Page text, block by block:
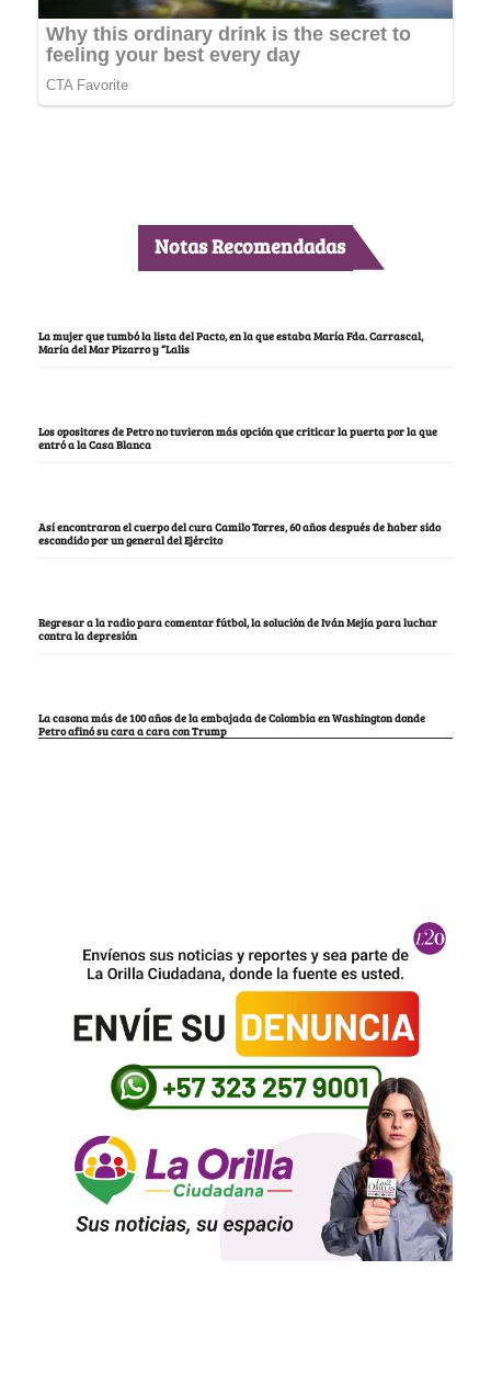
Notas Recomendadas
La mujer que tumbó la lista del Pacto, en la que estaba María Fda. Carrascal,
María del Mar Pizarro y “Lalis
Los opositores de Petro no tuvieron más opción que criticar la puerta por la que
entró a la Casa Blanca
Así encontraron el cuerpo del cura Camilo Torres, 60 años después de haber sido
escondido por un general del Ejército
Regresar a la radio para comentar fútbol, la solución de Iván Mejía para luchar
contra la depresión
La casona más de 100 años de la embajada de Colombia en Washington donde
Petro afinó su cara a cara con Trump